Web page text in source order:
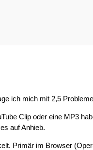
ich mich mit 2,5
Clip oder eine MP3
auf Anhieb.
Primär im Browser